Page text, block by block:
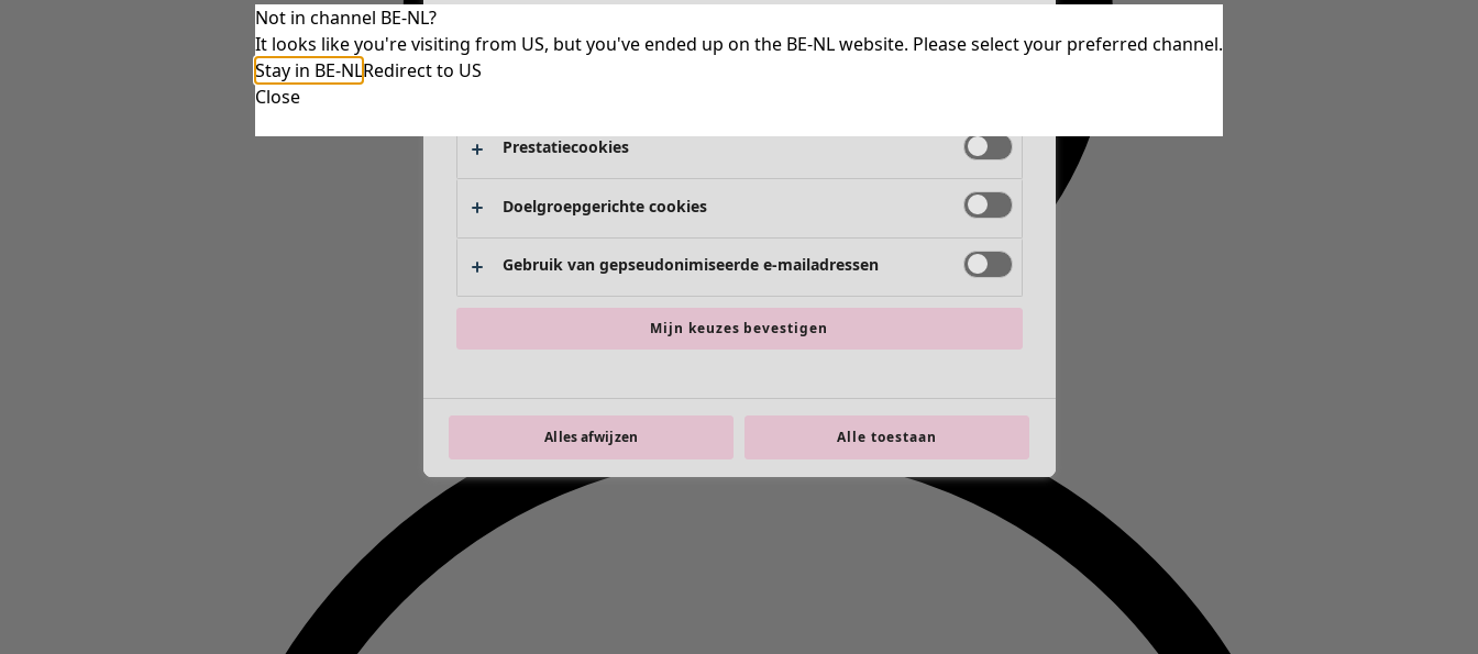
Not in channel BE-NL?
It looks like you're visiting from US, but you've ended up on the BE-NL website. Please select your preferred channel.
Stay in BE-NLRedirect to US
Close
Strikt noodzakelijke cookies Altijd actief
Prestatiecookies
Doelgroepgerichte cookies
Gebruik van gepseudonimiseerde e-mailadressen
Mijn keuzes bevestigen
Alles afwijzen Alle toestaan